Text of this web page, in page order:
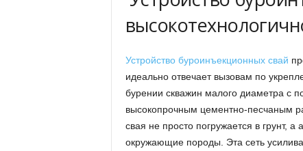
Устройство буроинъекционных свай
идеально отвечает вызовам по
бурении скважин малого диаметра с
высокопрочным цементно-песчаным
свая не просто погружается в грунт,
окружающие породы. Эта сеть